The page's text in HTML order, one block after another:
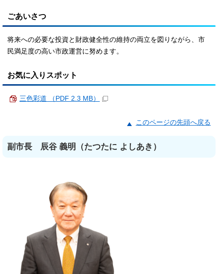
ごあいさつ
将来への必要な投資と財政健全性の維持の両立を図りながら、市
民満足度の高い市政運営に努めます。
お気に入りスポット
三色彩道 （PDF 2.3 MB）
このページの先頭へ戻る
副市長 辰谷 義明（たつたに よしあき）